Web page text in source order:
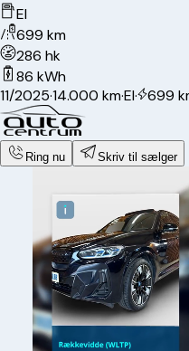
El
699 km
286 hk
86 kWh
11/2025·14.000 km·El· 699
Ring nu Skriv til sælger